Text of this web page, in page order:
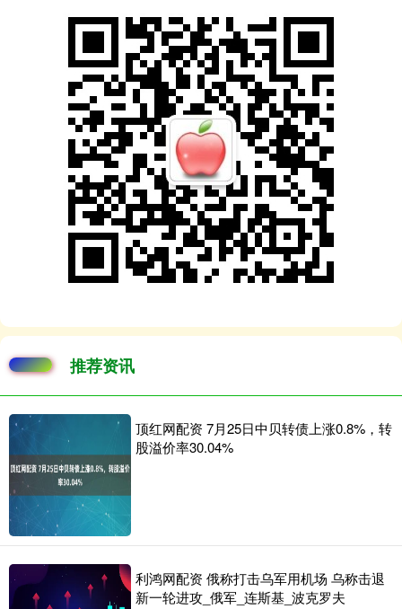
推荐资讯
顶红网配资 7月25日中贝转债上涨0.8%，转
股溢价率30.04%
利鸿网配资 俄称打击乌军用机场 乌称击退
新一轮进攻_俄军_连斯基_波克罗夫